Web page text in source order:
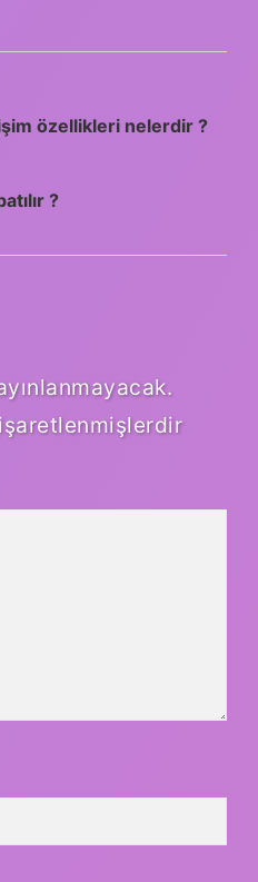
özellikleri nelerdir ?
?